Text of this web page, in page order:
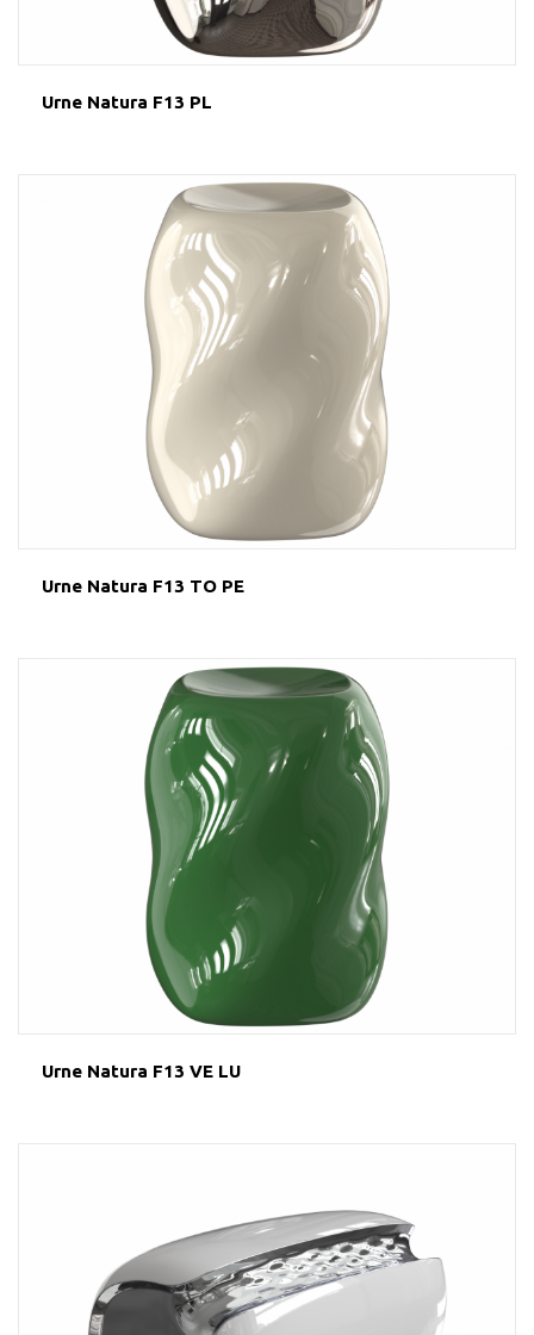
Urne Natura F13 PL
Urne Natura F13 TO PE
Urne Natura F13 VE LU